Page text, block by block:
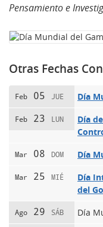
Pensamiento e
Otras Fechas
Feb 05 JUE Día
Feb 23 LUN
Día
Mar 08 DOM Día
Mar 25 MIÉ
Día
del
Ago 29 SÁB Día